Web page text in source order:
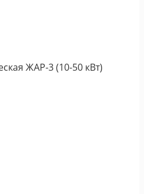
ЖАР-3 (10-50 кВт)